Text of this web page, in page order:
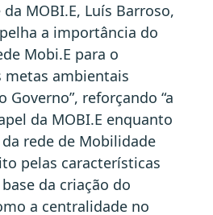
MOBI.E, Luís Barroso,
a importância do
Mobi.E para o
ambientais
Governo”, reforçando “a
da MOBI.E enquanto
rede de Mobilidade
pelas características
da criação do
a centralidade no